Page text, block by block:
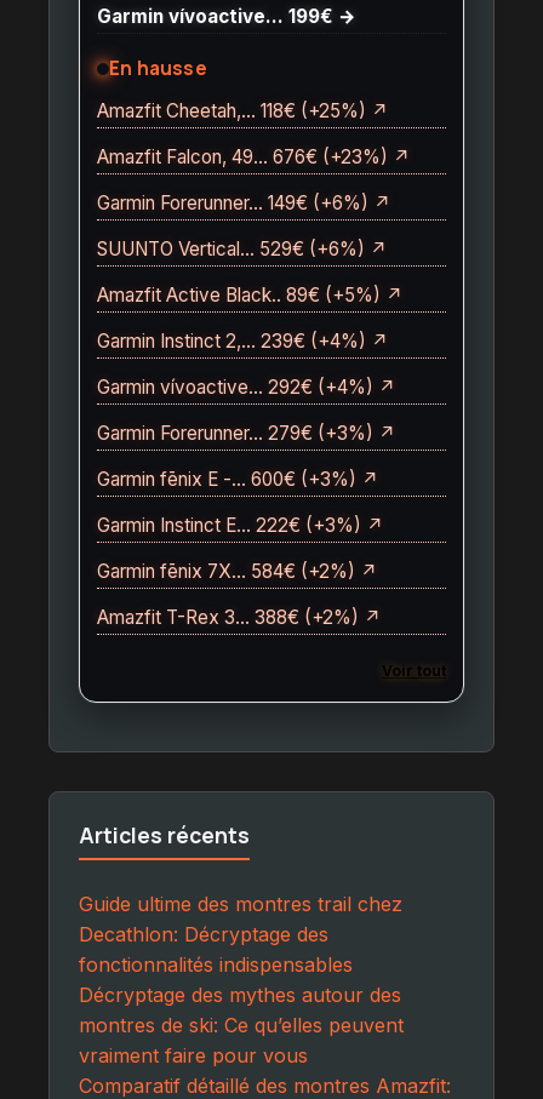
Garmin vívoactive… 199€ →
En hausse
Amazfit Cheetah,… 118€ (+25%) ↗
Amazfit Falcon, 49… 676€ (+23%) ↗
Garmin Forerunner… 149€ (+6%) ↗
SUUNTO Vertical… 529€ (+6%) ↗
Amazfit Active Black.. 89€ (+5%) ↗
Garmin Instinct 2,… 239€ (+4%) ↗
Garmin vívoactive… 292€ (+4%) ↗
Garmin Forerunner… 279€ (+3%) ↗
Garmin fēnix E -… 600€ (+3%) ↗
Garmin Instinct E… 222€ (+3%) ↗
Garmin fēnix 7X… 584€ (+2%) ↗
Amazfit T-Rex 3… 388€ (+2%) ↗
Voir tout
Articles récents
Guide ultime des montres trail chez
Decathlon: Décryptage des
fonctionnalités indispensables
Décryptage des mythes autour des
montres de ski: Ce qu’elles peuvent
vraiment faire pour vous
Comparatif détaillé des montres Amazfit: